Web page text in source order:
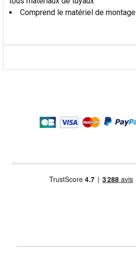
Comprend le matériel de montage